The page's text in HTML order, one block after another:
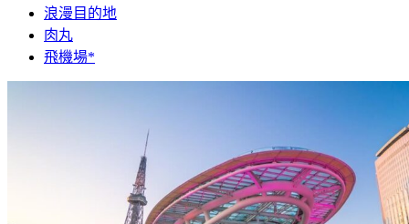
浪漫目的地
肉丸
飛機場*